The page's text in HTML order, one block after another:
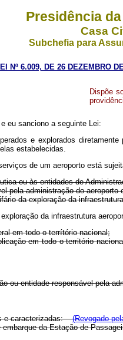
Presidência
Casa
Subchefia para
Nº 6.009, DE 26 DEZEMBRO
Dispõe
eu sanciono a seguinte Lei:
e explorados
estabelecidas.
de um aeroporto está
ou às entidades de
pela administração do
da exploração da infraestrutura
da infraestrutura
em todo o terrítório nacional;
em todo o território
ou entidade responsável pela
e caracterizadas:(Revogado
embarque da Estação de